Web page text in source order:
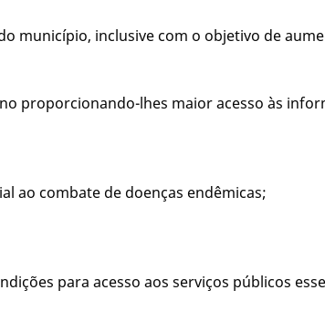
município, inclusive com o objetivo de
proporcionando-lhes maior acesso às
ao combate de doenças endêmicas;
para acesso aos serviços públicos